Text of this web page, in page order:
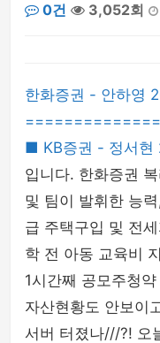
0건
3,052회
한화증권 - 안하영
■ KB증권 - 정서현
입니다. 한화증권
및 팀이 발휘한 능
급 주택구입 및 전
학 전 아동 교육비
1시간째 공모주청
자산현황도 안보이
서버 터졌나///?! 오